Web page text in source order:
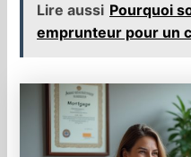
Lire aussi Pourquoi
emprunteur pour un